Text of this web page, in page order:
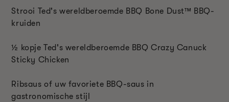
Strooi Ted's wereldberoemde BBQ Bone Dust™ BBQ-
kruiden
½ kopje Ted's wereldberoemde BBQ Crazy Canuck
Sticky Chicken
Ribsaus of uw favoriete BBQ-saus in
gastronomische stijl